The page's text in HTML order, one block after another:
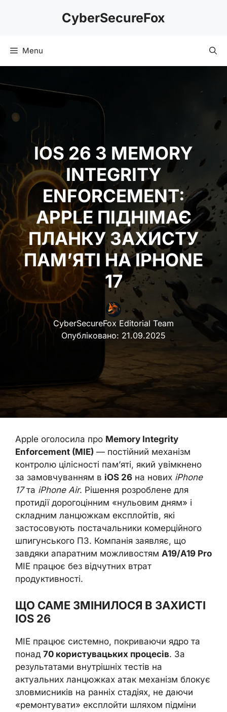
CyberSecureFox
Menu
IOS 26 З MEMORY
INTEGRITY
ENFORCEMENT:
APPLE ПІДНІМАЄ
ПЛАНКУ ЗАХИСТУ
ПАМ’ЯТІ НА IPHONE
17
CyberSecureFox Editorial Team
Опубліковано: 21.09.2025
Apple оголосила про Memory Integrity
Enforcement (MIE) — постійний механізм
контролю цілісності пам’яті, який увімкнено
за замовчуванням в iOS 26 на нових iPhone
17та iPhone Air. Рішення розроблене для
протидії дорогоцінним «нульовим дням» і
складним ланцюжкам експлойтів, які
застосовують постачальники комерційного
шпигунського ПЗ. Компанія заявляє, що
завдяки апаратним можливостям A19/A19 Pro
MIE працює без відчутних втрат
продуктивності.
ЩО САМЕ ЗМІНИЛОСЯ В ЗАХИСТІ
IOS 26
MIE працює системно, покриваючи ядро та
понад 70 користувацьких процесів. За
результатами внутрішніх тестів на
актуальних ланцюжках атак механізм блокує
зловмисників на ранніх стадіях, не даючи
«ремонтувати» експлойти шляхом підміни